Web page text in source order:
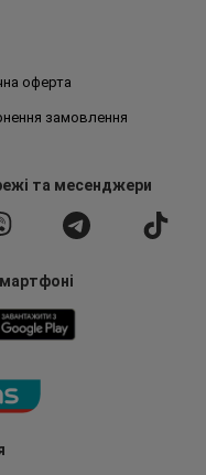
оферта
замовлення
та месенджери